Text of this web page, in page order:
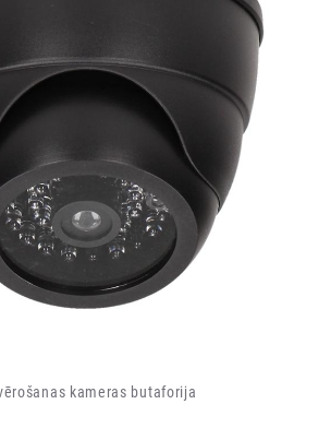
kameras butaforija